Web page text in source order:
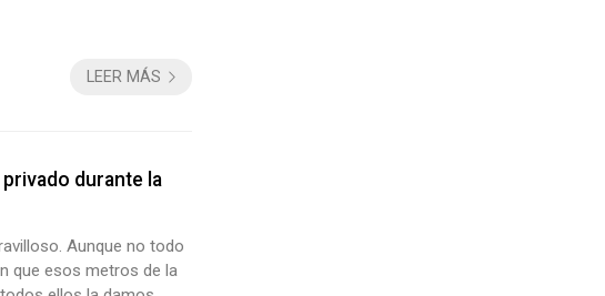
LEER MÁS
durante la
Aunque no todo
que esos metros de la